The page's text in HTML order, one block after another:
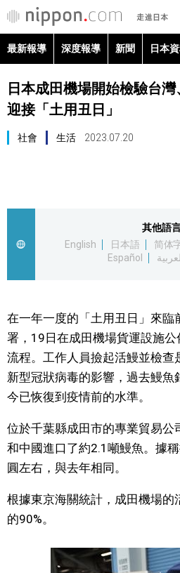
最新報導
視覺日本
臺灣香港
人物訪談
日本入門
official SNS
最新報導 深度報導 新聞 日本
日本成田機場開始檢驗台
迎接「土用丑日」
社會 生活 2023.07.20
其他語
English
日本語 简体
Español
العربية
在一年一度的「土用丑日」來臨
署，19日在成田機場貨運設施
流程。工作人員撿起活鰻並檢查
新型冠狀病毒的影響，過去鰻魚
今已恢復到疫情前的水準。
位於千葉縣成田市的專業貿易公
和中國進口了約2.1噸鰻魚。據
圓左右，與去年相同。
根據東京海關統計，成田機場的
的90%。